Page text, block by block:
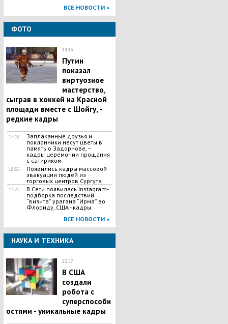
ВСЕ НОВОСТИ »
ФОТО
14:13
Путин
показал
виртуозное
мастерство,
сыграв в хоккей на Красной
площади вместе с Шойгу, -
редкие кадры
17:10
Заплаканные друзья и
поклонники несут цветы в
память о Задорнове, –
кадры церемонии прощания
с сатириком
18:35
Появились кадры массовой
эвакуации людей из
торговых центров Сургута
14:22
В Сети появилась Іnstagram-
подборка последствий
“визита” урагана “Ирма” во
Флориду, США - кадры
ВСЕ НОВОСТИ »
НАУКА И ТЕХНИКА
23:57
В США
создали
робота с
суперспособн
остями - уникальные кадры